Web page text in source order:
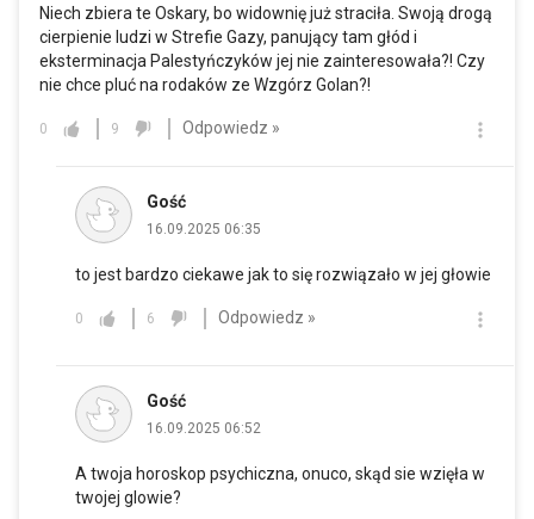
Niech zbiera te Oskary, bo widownię już straciła. Swoją drogą
cierpienie ludzi w Strefie Gazy, panujący tam głód i
eksterminacja Palestyńczyków jej nie zainteresowała?! Czy
nie chce pluć na rodaków ze Wzgórz Golan?!
0 9 Odpowiedz »
Gość
16.09.2025 06:35
to jest bardzo ciekawe jak to się rozwiązało w jej głowie
0 6 Odpowiedz »
Gość
16.09.2025 06:52
A twoja horoskop psychiczna, onuco, skąd sie wzięła w
twojej glowie?